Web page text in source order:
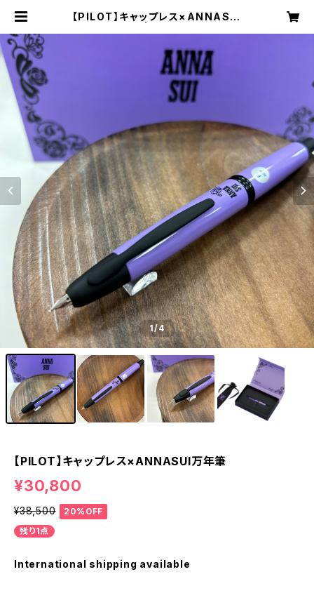
【PILOT】キャップレス×ANNASUI
1/4
【PILOT】キャップレス×ANNASUI万年筆
¥30,800
¥38,500
20%OFF
残り1点
International shipping available